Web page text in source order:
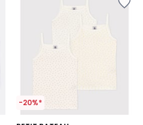
-20%*